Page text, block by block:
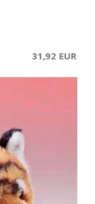
31,92 EUR